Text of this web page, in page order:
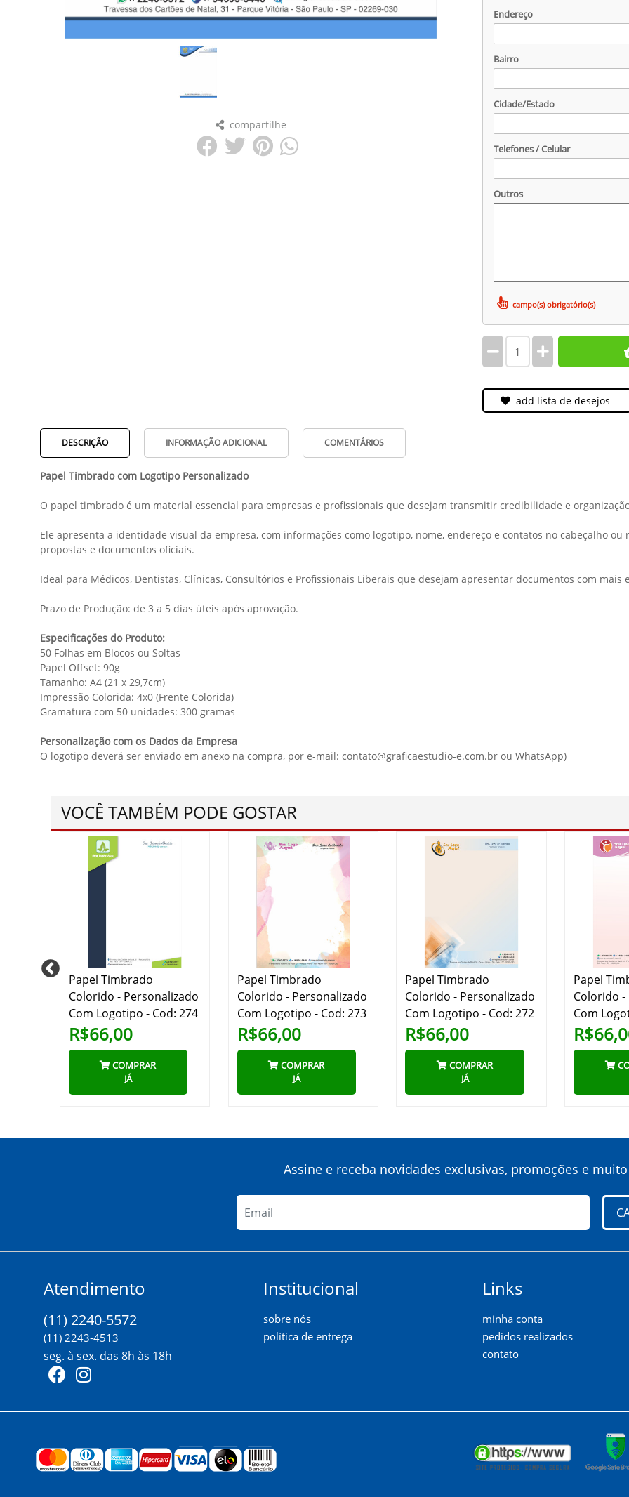
compartilhe
Endereço
Bairro
Cidade/Estado
Telefones / Celular
Outros
campo(s) obrigatório(s)
add lista de desejos
DESCRIÇÃO INFORMAÇÃO ADICIONAL COMENTÁRIOS
Papel Timbrado com Logotipo Personalizado
O papel timbrado é um material essencial para empresas e profissionais que desejam transmitir credibilidade e
Ele apresenta a identidade visual da empresa, com informações como logotipo, nome, endereço e contatos no cabeçalho
propostas e documentos oficiais.
Ideal para Médicos, Dentistas, Clínicas, Consultórios e Profissionais Liberais que desejam apresentar documentos com mais
Prazo de Produção: de 3 a 5 dias úteis após aprovação.
Especificações do Produto:
50 Folhas em Blocos ou Soltas
Papel Offset: 90g
Tamanho: A4 (21 x 29,7cm)
Impressão Colorida: 4x0 (Frente Colorida)
Gramatura com 50 unidades: 300 gramas
Personalização com os Dados da Empresa
O logotipo deverá ser enviado em anexo na compra, por e-mail: contato@graficaestudio-e.com.br ou WhatsApp)
VOCÊ TAMBÉM PODE GOSTAR
Papel Timbrado
Colorido - Personalizado
Com Logotipo - Cod: 274
R$66,00
COMPRAR
JÁ
Papel Timbrado
Colorido - Personalizado
Com Logotipo - Cod: 273
R$66,00
COMPRAR
JÁ
Papel Timbrado
Colorido - Personalizado
Com Logotipo - Cod: 272
R$66,00
COMPRAR
JÁ
Papel
Colorido -
Com
Assine e receba novidades exclusivas, promoções e
Atendimento
(11) 2240-5572
(11) 2243-4513
seg. à sex. das 8h às 18h
Institucional
sobre nós
política de entrega
Links
minha conta
pedidos realizados
contato